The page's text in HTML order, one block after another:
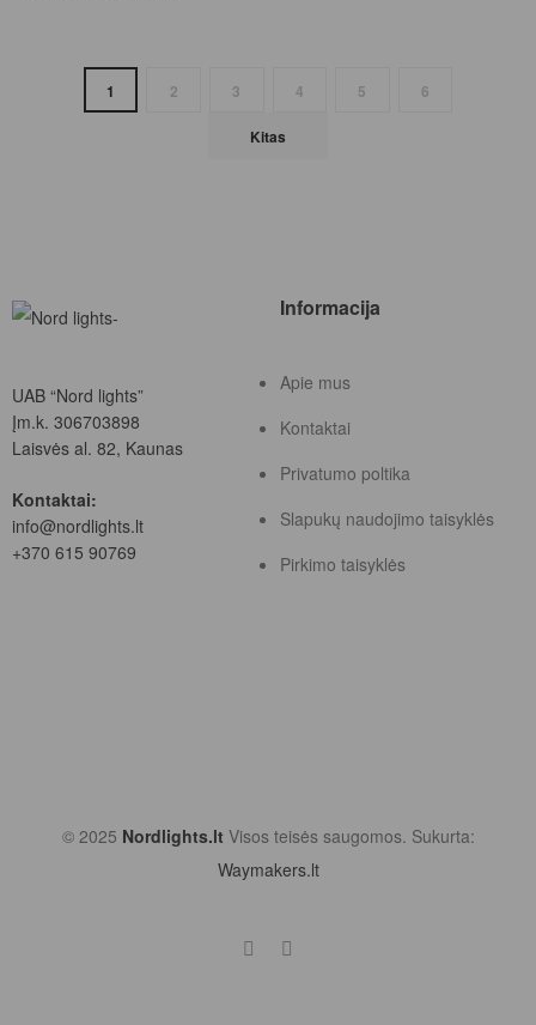
1 2 3 4 5 6
Kitas
UAB “Nord lights”
Įm.k. 306703898
Laisvės al. 82, Kaunas
Kontaktai:
info@nordlights.lt
+370 615 90769
Informacija
Apie mus
Kontaktai
Privatumo poltika
Slapukų naudojimo taisyklės
Pirkimo taisyklės
© 2025 Nordlights.lt Visos teisės saugomos. Sukurta:
Waymakers.lt